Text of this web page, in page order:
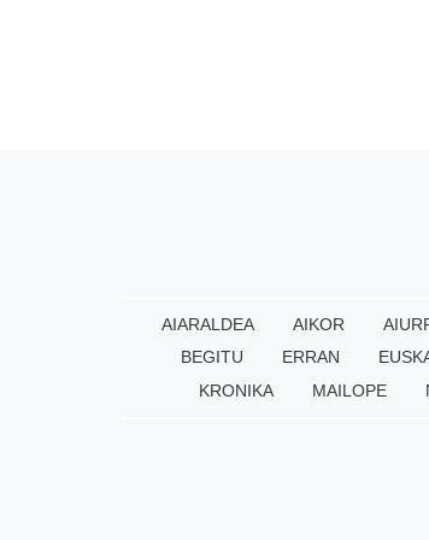
AIARALDEA AIKOR
BEGITU
ERRAN
KRONIKA
MAILOPE